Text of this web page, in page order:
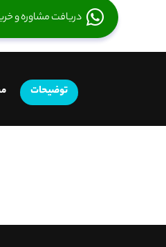
دریافت مشاوره و
توضیحات